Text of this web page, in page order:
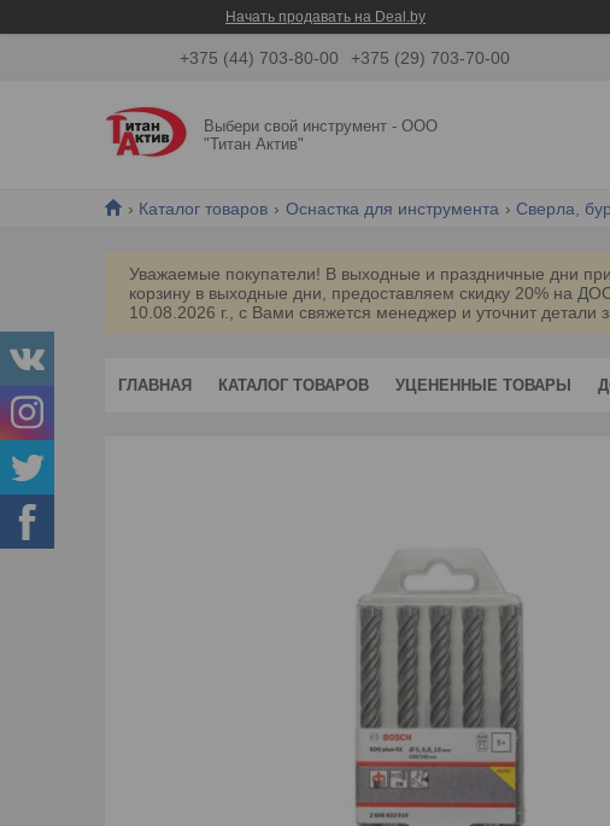
Начать продавать на Deal.by
+375 (44) 703-80-00 +375 (29) 703-70-00
Выбери свой инструмент - ООО
"Титан Актив"
Каталог товаров Оснастка для инструмента Сверла,
Уважаемые покупатели! В выходные и праздничные дни
корзину в выходные дни, предоставляем скидку 20% на
10.08.2026 г., с Вами свяжется менеджер и уточнит детали
ГЛАВНАЯ КАТАЛОГ ТОВАРОВ УЦЕНЕННЫЕ ТОВАРЫ